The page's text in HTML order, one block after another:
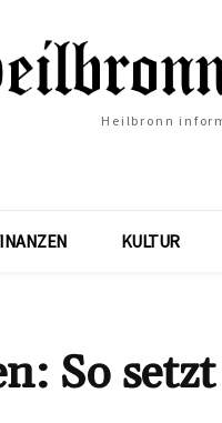
Heilbronn
KULTUR
So